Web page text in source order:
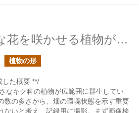
キク科の小さな花を咲かせる植物が群生してた
植物の形
した概要 **/
なキク科の植物が広範囲に群生してい
数の多さから、畑の環境状態を示す重要
ないと考え、記録用に撮影。まず画像検